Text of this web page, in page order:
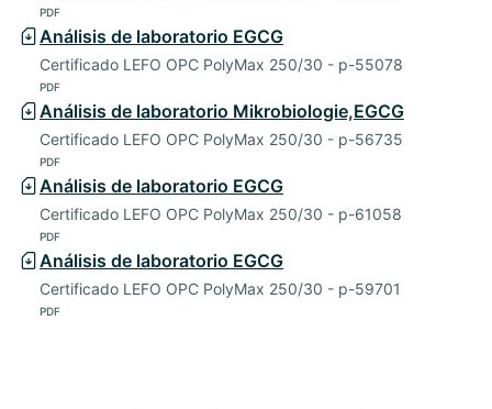
PDF
Análisis de laboratorio EGCG
Certificado LEFO OPC PolyMax 250/30 - p-55078
PDF
Análisis de laboratorio Mikrobiologie,EGCG
Certificado LEFO OPC PolyMax 250/30 - p-56735
PDF
Análisis de laboratorio EGCG
Certificado LEFO OPC PolyMax 250/30 - p-61058
PDF
Análisis de laboratorio EGCG
Certificado LEFO OPC PolyMax 250/30 - p-59701
PDF